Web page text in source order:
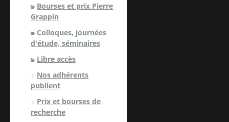
Bourses et prix Pierre
Grappin
Colloques, journées
d'étude, séminaires
Libre accès
Nos adhérents
publient
Prix et bourses de
recherche